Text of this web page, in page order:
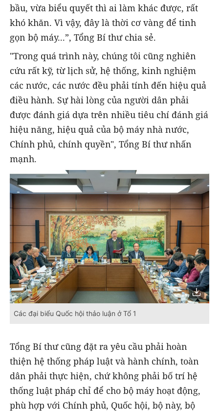
bầu, vừa biểu quyết thì ai làm khác được, rất
khó khăn. Vì vậy, đây là thời cơ vàng để tinh
gọn bộ máy...”, Tổng Bí thư chia sẻ.
"Trong quá trình này, chúng tôi cũng nghiên
cứu rất kỹ, từ lịch sử, hệ thống, kinh nghiệm
các nước, các nước đều phải tính đến hiệu quả
điều hành. Sự hài lòng của người dân phải
được đánh giá dựa trên nhiều tiêu chí đánh giá
hiệu năng, hiệu quả của bộ máy nhà nước,
Chính phủ, chính quyền", Tổng Bí thư nhấn
mạnh.
Các đại biểu Quốc hội thảo luận ở Tổ 1
Tổng Bí thư cũng đặt ra yêu cầu phải hoàn
thiện hệ thống pháp luật và hành chính, toàn
dân phải thực hiện, chứ không phải bố trí hệ
thống luật pháp chỉ để cho bộ máy hoạt động,
phù hợp với Chính phủ, Quốc hội, bộ này, bộ